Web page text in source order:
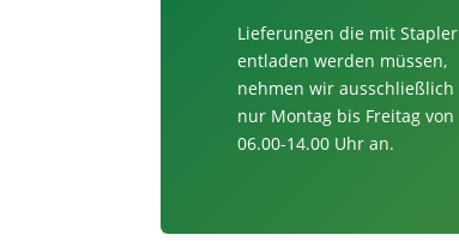
Lieferungen die mit Stapler
entladen werden müssen,
nehmen wir ausschließlich
nur Montag bis Freitag von
06.00-14.00 Uhr an.